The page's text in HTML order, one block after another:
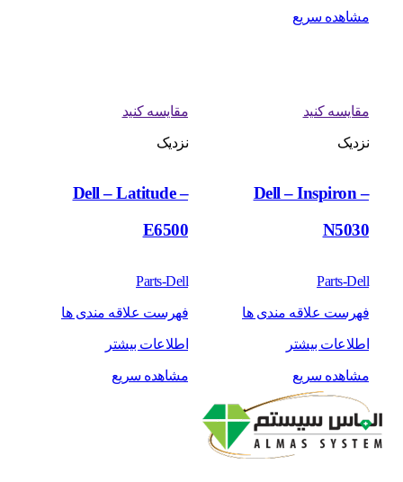
مشاهده سریع
مقایسه کنید
نزدیک
Dell – Inspiron –
N5030
Parts-Dell
فهرست علاقه مندی ها
اطلاعات بیشتر
مشاهده سریع
مقایسه کنید
نزدیک
Dell – Latitude –
E6500
Parts-Dell
فهرست علاقه مندی ها
اطلاعات بیشتر
مشاهده سریع